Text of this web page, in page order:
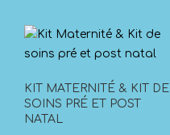
KIT MATERNITÉ & KIT DE
SOINS PRÉ ET POST
NATAL